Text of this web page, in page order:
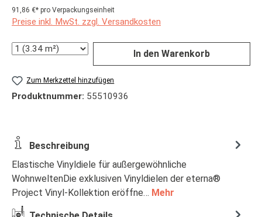
91,86 €* pro Verpackungseinheit
Preise inkl. MwSt. zzgl. Versandkosten
Anzahl In den Warenkorb
Zum Merkzettel hinzufügen
Produktnummer: 55510936
Beschreibung
Elastische Vinyldiele für außergewöhnliche
WohnweltenDie exklusiven Vinyldielen der eterna®
Project Vinyl-Kollektion eröffne… Mehr